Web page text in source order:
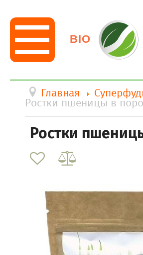
BIO
Главная
Ростки пшеницы в
Ростки